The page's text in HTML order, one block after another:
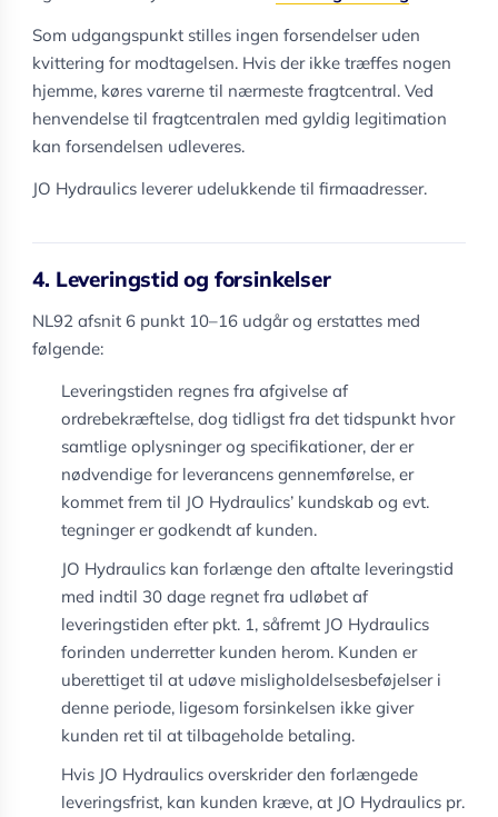
Som udgangspunkt stilles ingen forsendelser uden
kvittering for modtagelsen. Hvis der ikke træffes nogen
hjemme, køres varerne til nærmeste fragtcentral. Ved
henvendelse til fragtcentralen med gyldig legitimation
kan forsendelsen udleveres.
JO Hydraulics leverer udelukkende til firmaadresser.
4. Leveringstid og forsinkelser
NL92 afsnit 6 punkt 10–16 udgår og erstattes med
følgende:
Leveringstiden regnes fra afgivelse af
ordrebekræftelse, dog tidligst fra det tidspunkt hvor
samtlige oplysninger og specifikationer, der er
nødvendige for leverancens gennemførelse, er
kommet frem til JO Hydraulics’ kundskab og evt.
tegninger er godkendt af kunden.
JO Hydraulics kan forlænge den aftalte leveringstid
med indtil 30 dage regnet fra udløbet af
leveringstiden efter pkt. 1, såfremt JO Hydraulics
forinden underretter kunden herom. Kunden er
uberettiget til at udøve misligholdelsesbeføjelser i
denne periode, ligesom forsinkelsen ikke giver
kunden ret til at tilbageholde betaling.
Hvis JO Hydraulics overskrider den forlængede
leveringsfrist, kan kunden kræve, at JO Hydraulics pr.